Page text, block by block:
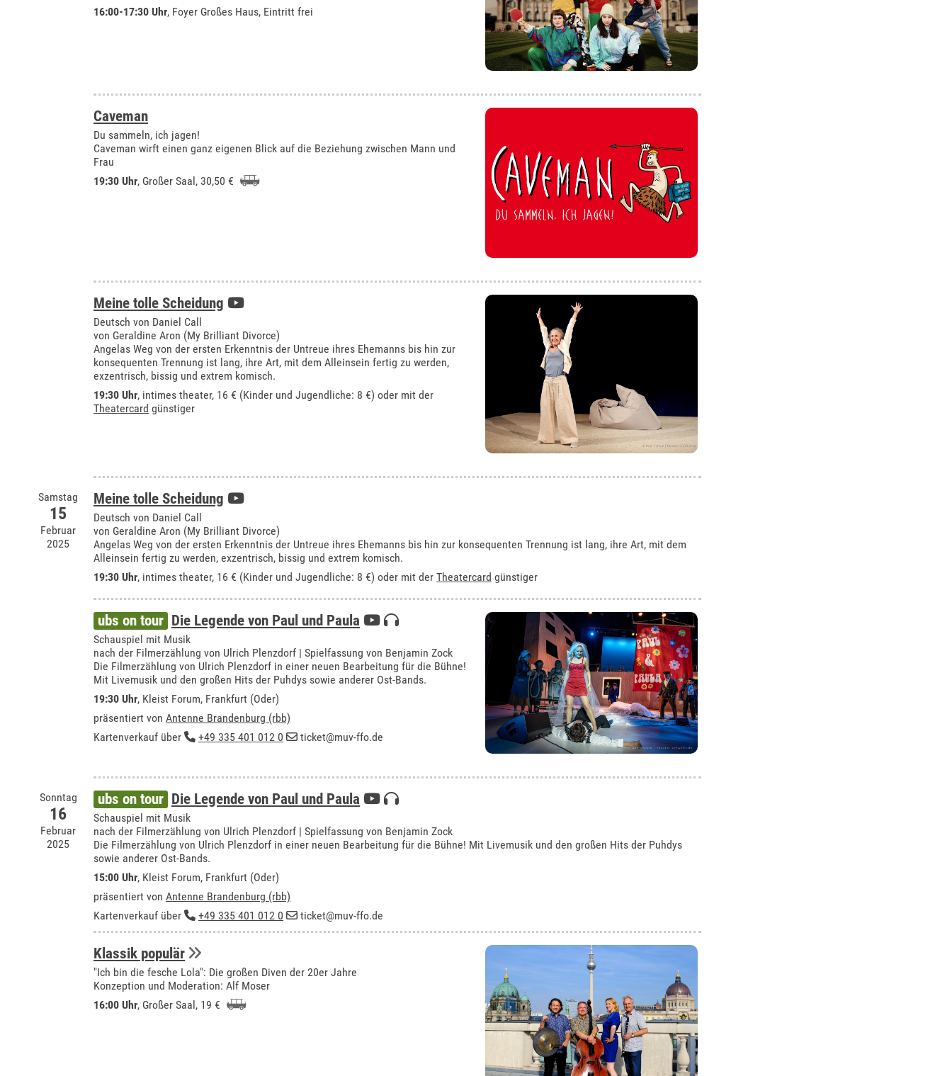
16:00-17:30 Uhr, Foyer Großes Haus, Eintritt frei
Caveman
Du sammeln, ich jagen!
Caveman wirft einen ganz eigenen Blick auf die Beziehung zwischen Mann und
Frau
19:30 Uhr, Großer Saal, 30,50 €
Meine tolle Scheidung
Deutsch von Daniel Call
von Geraldine Aron (My Brilliant Divorce)
Angelas Weg von der ersten Erkenntnis der Untreue ihres Ehemanns bis hin zur
konsequenten Trennung ist lang, ihre Art, mit dem Alleinsein fertig zu werden,
exzentrisch, bissig und extrem komisch.
19:30 Uhr, intimes theater, 16 € (Kinder und Jugendliche: 8 €) oder mit der
Theatercard günstiger
Samstag
15
Februar
2025
Meine tolle Scheidung
Deutsch von Daniel Call
von Geraldine Aron (My Brilliant Divorce)
Angelas Weg von der ersten Erkenntnis der Untreue ihres Ehemanns bis hin zur konsequenten Trennung ist lang, ihre Art, mit dem
Alleinsein fertig zu werden, exzentrisch, bissig und extrem komisch.
19:30 Uhr, intimes theater, 16 € (Kinder und Jugendliche: 8 €) oder mit der Theatercard günstiger
ubs on tour Die Legende von Paul und Paula
Schauspiel mit Musik
nach der Filmerzählung von Ulrich Plenzdorf | Spielfassung von Benjamin Zock
Die Filmerzählung von Ulrich Plenzdorf in einer neuen Bearbeitung für die Bühne!
Mit Livemusik und den großen Hits der Puhdys sowie anderer Ost-Bands.
19:30 Uhr, Kleist Forum, Frankfurt (Oder)
präsentiert von Antenne Brandenburg (rbb)
Kartenverkauf über
+49 335 401 012 0 ticket@muv-ffo.de
Sonntag
16
Februar
2025
ubs on tour Die Legende von Paul und Paula
Schauspiel mit Musik
nach der Filmerzählung von Ulrich Plenzdorf | Spielfassung von Benjamin Zock
Die Filmerzählung von Ulrich Plenzdorf in einer neuen Bearbeitung für die Bühne! Mit Livemusik und den großen Hits der Puhdys
sowie anderer Ost-Bands.
15:00 Uhr, Kleist Forum, Frankfurt (Oder)
präsentiert von Antenne Brandenburg (rbb)
Kartenverkauf über
+49 335 401 012 0 ticket@muv-ffo.de
Klassik populär
"Ich bin die fesche Lola": Die großen Diven der 20er Jahre
Konzeption und Moderation: Alf Moser
16:00 Uhr, Großer Saal, 19 €